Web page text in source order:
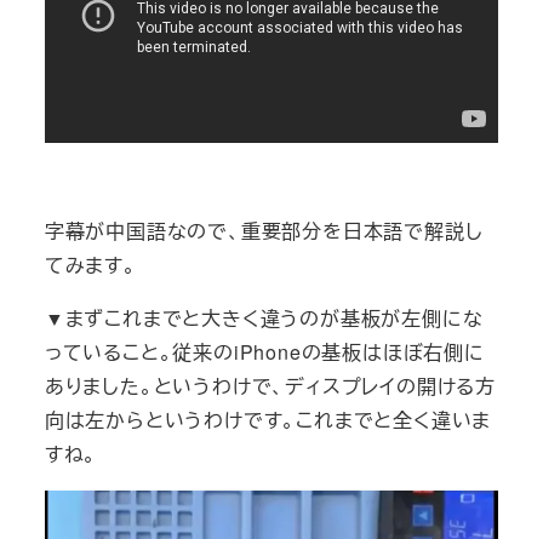
字幕が中国語なので、重要部分を日本語で解説し
てみます。
▼まずこれまでと大きく違うのが基板が左側にな
っていること。従来のiPhoneの基板はほぼ右側に
ありました。というわけで、ディスプレイの開ける方
向は左からというわけです。これまでと全く違いま
すね。